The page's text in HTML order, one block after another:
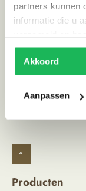
partners kunnen
informatie die u
Akkoord
Aanpassen
Stijl
Alternatieve
^
Producten